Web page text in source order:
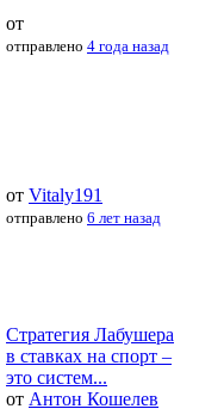
от
отправлено 4 года назад
от Vitaly191
отправлено 6 лет назад
Стратегия Лабушера
в ставках на спорт –
это систем...
от Антон Кошелев